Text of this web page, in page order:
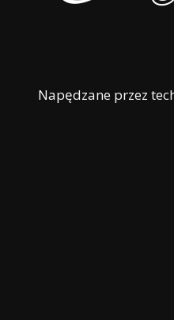
Napędzane przez